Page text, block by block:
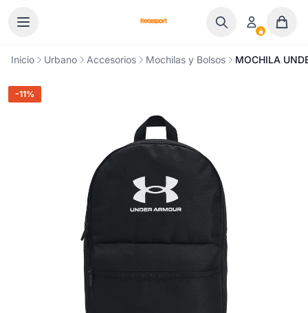
Inicio Urbano Accesorios Mochilas y Bolsos MOCHILA
-11%